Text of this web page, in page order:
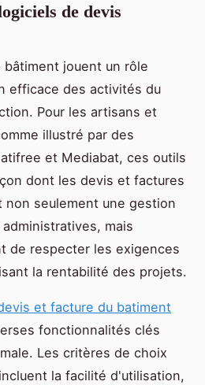
de devis
jouent un rôle
efficace des activités du
Pour les artisans et
illustré par des
et Mediabat, ces outils
dont les devis et factures
seulement une gestion
mais
de respecter les exigences
la rentabilité des projets.
et facture du batiment
fonctionnalités clés
Les critères de choix
la facilité d'utilisation,